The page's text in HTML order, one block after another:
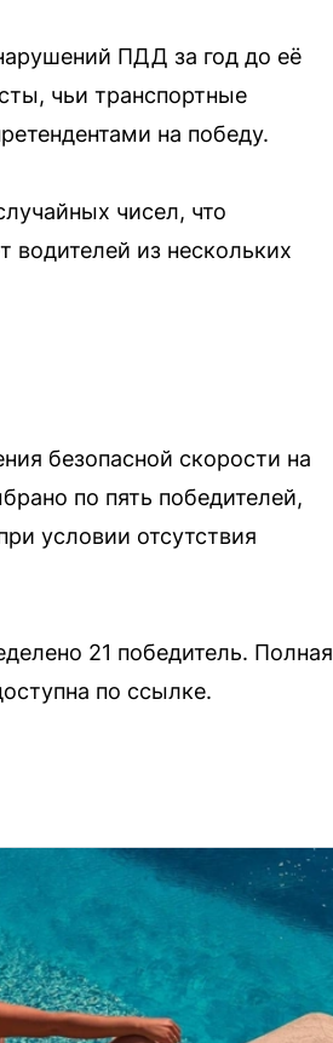
ПДД за год до её
чьи транспортные
на победу.
чисел, что
водителей из нескольких
безопасной скорости на
по пять победителей,
условии отсутствия
21 победитель. Полная
по ссылке.